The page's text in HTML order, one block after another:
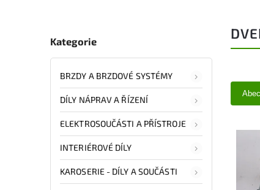
Kategorie
BRZDY A BRZDOVÉ SYSTÉMY
DÍLY NÁPRAV A ŘÍZENÍ
ELEKTROSOUČÁSTI A PŘÍSTROJE
INTERIÉROVÉ DÍLY
KAROSERIE - DÍLY A SOUČÁSTI